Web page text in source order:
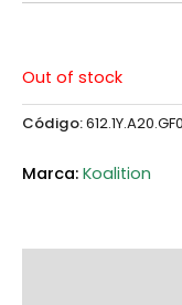
Out of stock
Código:612.1Y.A20.GF0
Koalition